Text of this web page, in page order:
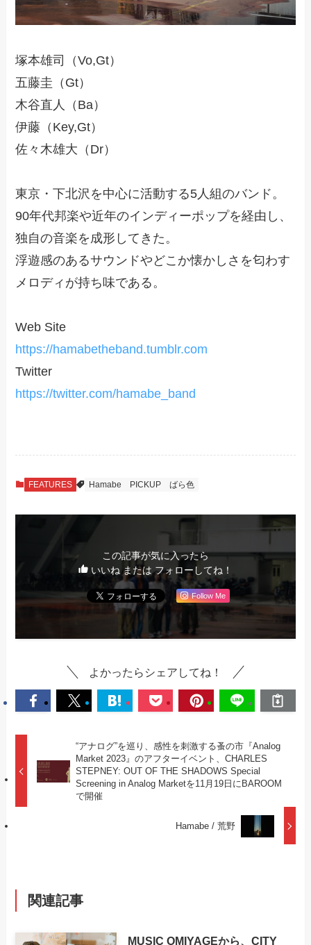
塚本雄司（Vo,Gt）
五藤圭（Gt）
木谷直人（Ba）
伊藤（Key,Gt）
佐々木雄大（Dr）
東京・下北沢を中心に活動する5人組のバンド。
90年代邦楽や近年のインディーポップを経由し、
独自の音楽を成形してきた。
浮遊感のあるサウンドやどこか懐かしさを匂わす
メロディが持ち味である。
Web Site
https://hamabetheband.tumblr.com
Twitter
https://twitter.com/hamabe_band
FEATURES Hamabe PICKUP ばら色
この記事が気に入ったら
いいね または フォローしてね！
Follow Me
よかったらシェアしてね！
“アナログ”を巡り、感性を刺激する蚤の市『Analog
Market 2023』のアフターイベント、CHARLES
STEPNEY: OUT OF THE SHADOWS Special
Screening in Analog Marketを11月19日にBAROOM
で開催
Hamabe / 荒野
関連記事
MUSIC OMIYAGEから、CITY